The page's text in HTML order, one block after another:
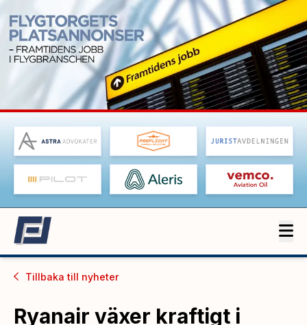
Tillbaka till nyheter
Ryanair växer kraftigt i